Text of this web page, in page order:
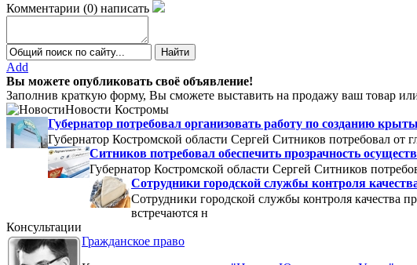
Комментарии (0) написать
Add
Вы можете опубликовать своё объявление!
Заполнив краткую форму, Вы сможете выставить на продажу ваш товар
Новости Костромы
Губернатор потребовал организовать работу по созданию
Губернатор Костромской области Сергей Ситников потребовал
Ситников потребовал обеспечить прозрачность
Губернатор Костромской области Сергей Ситников
Сотрудники городской службы контроля
Сотрудники городской службы контроля качества
встречаются н
Консультации
Гражданское право